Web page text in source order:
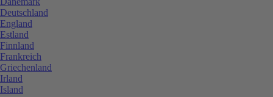
Deutschland
England
Estland
Finnland
Frankreich
Griechenland
Irland
Island